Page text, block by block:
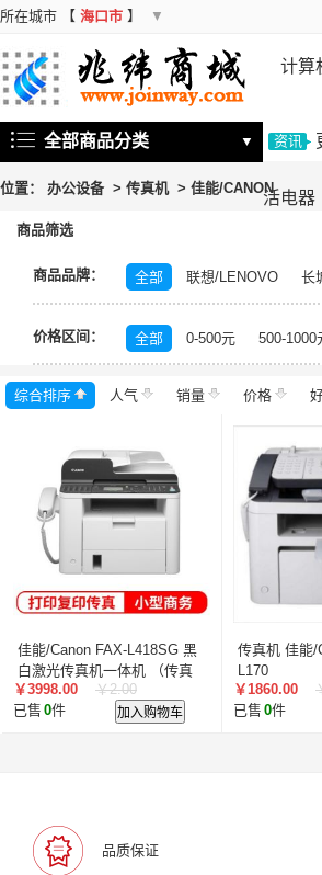
所在城市 【 海口市 】 ▼
计算
机 存
活电器
全部商品分类 ▼ 资讯
位置： 办公设备> 传真机> 佳能/CANON
商品筛选
商品品牌： 全部 联想/LENOVO 长
富士施乐/Fuji Xerox
华硕/
飞利浦/PHILIPS
TCL
理光/RICOH
大华/dahua
齐心/Comix
科密/comet
东方中原/DONVIEW
MAXHUB
碎乐/Ceiro
捷宇/JOYUSING
皓丽/
叠云/Cloudecker
麦克赛
蓝胜卡顿/kadenlan
极米/
惠科/HKC
索诺克/Sonnoc
迅英/
歌派/GEPAD
立思辰/
英士/inASK
LG 中矗/
顶尖/OVERTOP
富山/
海天地/Soopen
美
价格区间： 全部 0-500元 500-1000
综合排序 人气 销量 价格
佳能/Canon FAX-L418SG 黑
白激光传真机一体机 （传真
打印 复印）
￥3998.00
￥2.00
已售 0件 加入购物车
传真机 佳能/
L170
￥1860.00
已售 0件
品质保证